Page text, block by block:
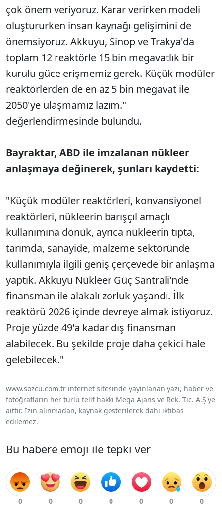
çok önem veriyoruz. Karar verirken modeli
oluştururken insan kaynağı gelişimini de
önemsiyoruz. Akkuyu, Sinop ve Trakya'da
toplam 12 reaktörle 15 bin megavatlık bir
kurulu güce erişmemiz gerek. Küçük modüler
reaktörlerden de en az 5 bin megavat ile
2050'ye ulaşmamız lazım."
değerlendirmesinde bulundu.
Bayraktar, ABD ile imzalanan nükleer
anlaşmaya değinerek, şunları kaydetti:
"Küçük modüler reaktörleri, konvansiyonel
reaktörleri, nükleerin barışçıl amaçlı
kullanımına dönük, ayrıca nükleerin tıpta,
tarımda, sanayide, malzeme sektöründe
kullanımıyla ilgili geniş çerçevede bir anlaşma
yaptık. Akkuyu Nükleer Güç Santrali'nde
finansman ile alakalı zorluk yaşandı. İlk
reaktörü 2026 içinde devreye almak istiyoruz.
Proje yüzde 49'a kadar dış finansman
alabilecek. Bu şekilde proje daha çekici hale
gelebilecek."
www.sozcu.com.tr internet sitesinde yayınlanan yazı, haber ve
fotoğrafların her türlü telif hakkı Mega Ajans ve Rek. Tic. A.Ş'ye
aittir. İzin alınmadan, kaynak gösterilerek dahi iktibas
edilemez.
Bu habere emoji ile tepki ver